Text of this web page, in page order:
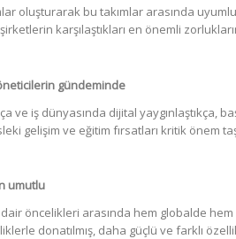
oluşturarak bu takımlar arasında
karşılaştıkları en önemli
gündeminde
ve iş dünyasında dijital yaygınlaştıkça,
gelişim ve eğitim fırsatları kritik önem
umutlu
öncelikleri arasında hem globalde hem
donatılmış, daha güçlü ve farklı